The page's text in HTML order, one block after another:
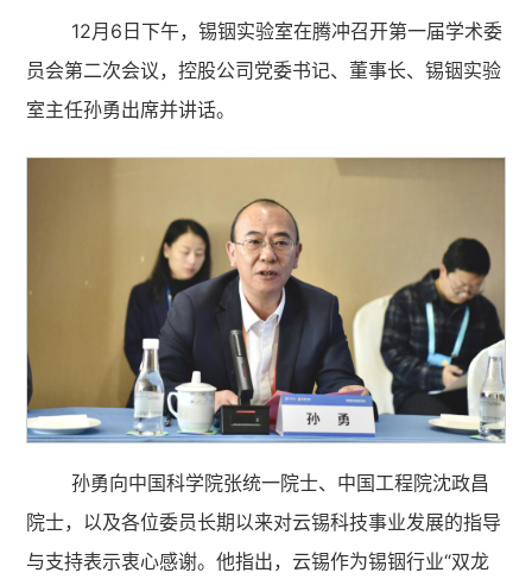
12月6日下午，锡铟实验室在腾冲召开第一届学术委
员会第二次会议，控股公司党委书记、董事长、锡铟实验
室主任孙勇出席并讲话。
孙勇向中国科学院张统一院士、中国工程院沈政昌
院士，以及各位委员长期以来对云锡科技事业发展的指导
与支持表示衷心感谢。他指出，云锡作为锡铟行业“双龙